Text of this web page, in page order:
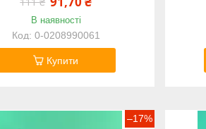
В наявності
0-0208990061
Купити
–17%